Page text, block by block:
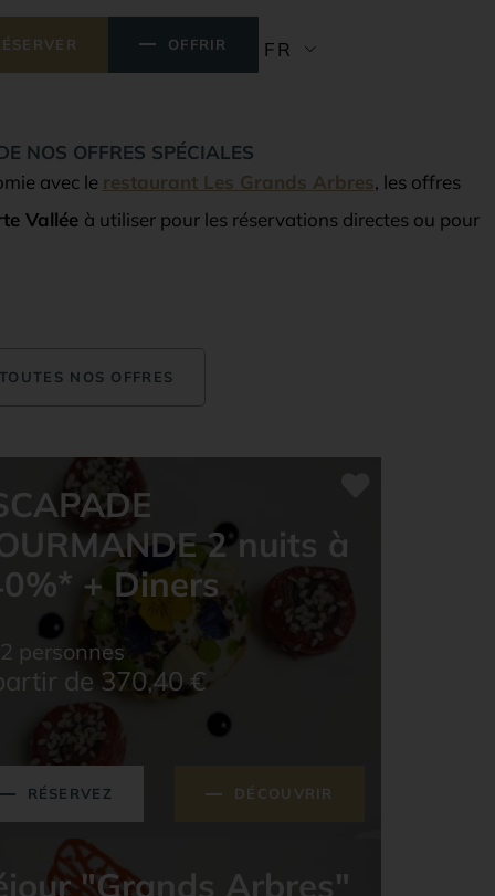
OFFRIR FR
NOS OFFRES SPÉCIALES
avec le restaurant Les Grands Arbres, les offres
Vallée à utiliser pour les réservations directes ou pour
TOUTES NOS OFFRES
2 nuits à
+ Diners
2 personnes
de 370,40 €
RÉSERVEZ DÉCOUVRIR
"Grands Arbres"